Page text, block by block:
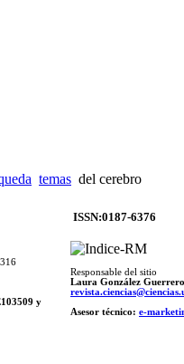
temas del cerebro
y
ISSN:0187-6376
Responsable del sitio
Laura González Guerrero
Asesor técnico: e-